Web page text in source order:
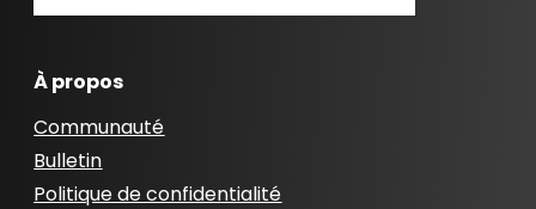
À propos
Communauté
Bulletin
Politique de confidentialité